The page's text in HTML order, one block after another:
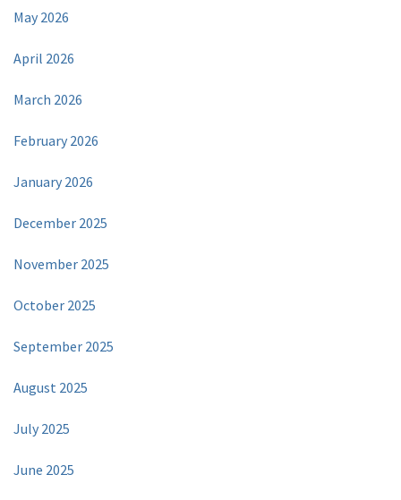
May 2026
April 2026
March 2026
February 2026
January 2026
December 2025
November 2025
October 2025
September 2025
August 2025
July 2025
June 2025